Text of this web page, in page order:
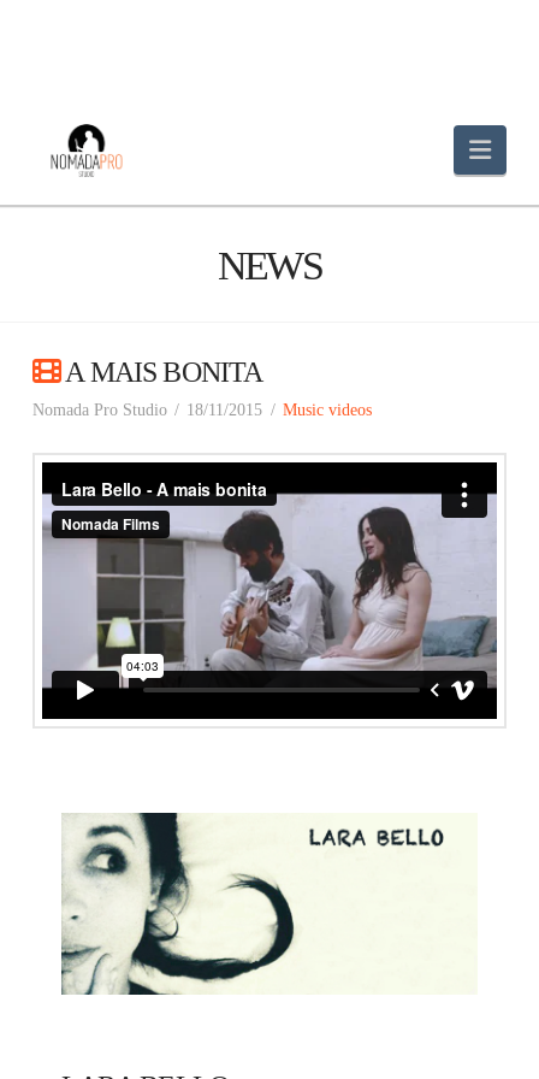
NEWS
A MAIS BONITA
Nomada Pro Studio 18/11/2015 Music videos